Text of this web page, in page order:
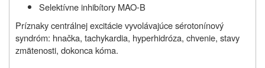
Selektívne inhibítory MAO-B
Príznaky centrálnej excitácie vyvolávajúce sérotonínový
syndróm: hnačka, tachykardia, hyperhidróza, chvenie, stavy
zmätenosti, dokonca kóma.